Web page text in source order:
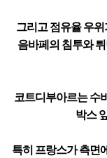
그리고 점유율 우
음바페의 침투와
코트디부아르는 수
박스
특히 프랑스가 측면